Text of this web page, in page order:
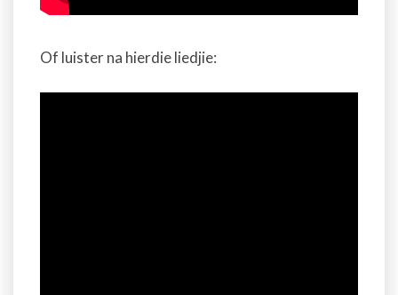
Of luister na hierdie liedjie: